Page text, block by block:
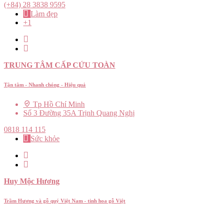
(+84) 28 3838 9595
Làm đẹp
+1
TRUNG TÂM CẤP CỨU TOÀN
Tận tâm - Nhanh chóng - Hiệu quả
Tp Hồ Chí Minh
Số 3 Đường 35A Trịnh Quang Nghị
0818 114 115
Sức khỏe
Huy Mộc Hương
Trầm Hương và gỗ quý Việt Nam - tinh hoa gỗ Việt